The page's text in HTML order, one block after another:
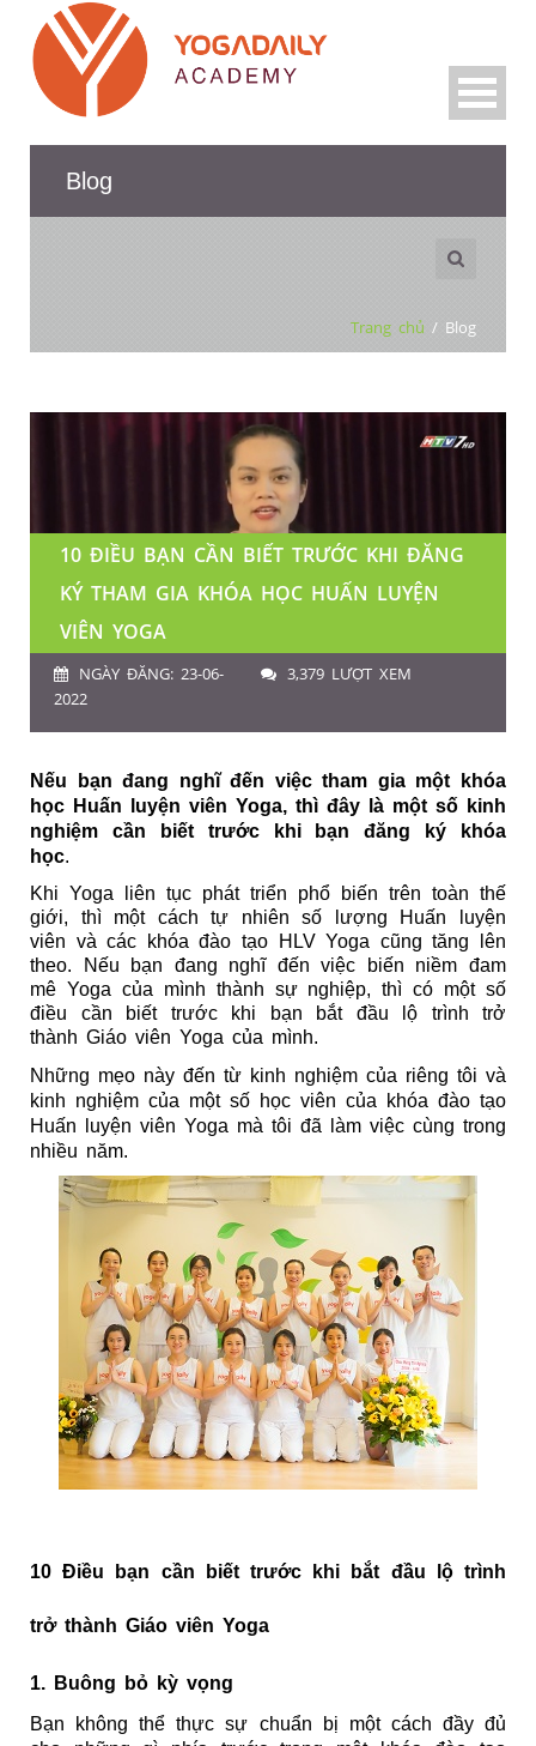
Blog
Trang chủ / Blog
10 ĐIỀU BẠN CẦN BIẾT TRƯỚC KHI ĐĂNG
KÝ THAM GIA KHÓA HỌC HUẤN LUYỆN
VIÊN YOGA
NGÀY ĐĂNG: 23-06-
2022
3,379 LƯỢT XEM
Nếu bạn đang nghĩ đến việc tham gia một khóa
học Huấn luyện viên Yoga, thì đây là một số kinh
nghiệm cần biết trước khi bạn đăng ký khóa
học.
Khi Yoga liên tục phát triển phổ biến trên toàn thế
giới, thì một cách tự nhiên số lượng Huấn luyện
viên và các khóa đào tạo HLV Yoga cũng tăng lên
theo. Nếu bạn đang nghĩ đến việc biến niềm đam
mê Yoga của mình thành sự nghiệp, thì có một số
điều cần biết trước khi bạn bắt đầu lộ trình trở
thành Giáo viên Yoga của mình.
Những mẹo này đến từ kinh nghiệm của riêng tôi và
kinh nghiệm của một số học viên của khóa đào tạo
Huấn luyện viên Yoga mà tôi đã làm việc cùng trong
nhiều năm.
10 Điều bạn cần biết trước khi bắt đầu lộ trình
trở thành Giáo viên Yoga
1. Buông bỏ kỳ vọng
Bạn không thể thực sự chuẩn bị một cách đầy đủ